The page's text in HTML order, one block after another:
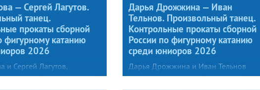
— Сергей Лагутов.
танец.
прокаты сборной
фигурному катанию
2026
и Сергей Лагутов,
в прошлом сезоне только
Дарья Дрожжина — Иван
Тельнов. Произвольный танец.
Контрольные прокаты сборной
России по фигурному катанию
среди юниоров 2026
Дарья Дрожжина и Иван Тельнов
заметно повзрослели и впервые